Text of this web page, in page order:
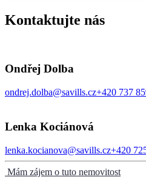
Kontaktujte nás
Ondřej Dolba
ondrej.dolba@savills.cz+420 737
Lenka Kociánová
lenka.kocianova@savills.cz+420
Mám zájem o tuto nemovitost